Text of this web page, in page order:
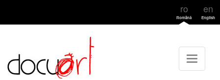
ro
Română
en
English